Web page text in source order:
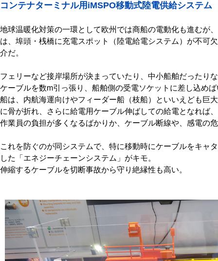
コンテナターミナル用iMSPO移動式陸電供給システム
地球温暖化対策の一環として欧州では商船の電動化も進むが
は、埠頭・桟橋に充電スポット（陸電給電システム）が不可
介だ。
フェリーなど接岸場所が決まっていたり、中小船舶だったり
ケーブルを数m引っ張り、船舶側の受電ソケットに差し込め
船は、内航海運向けやフィーダー船（枝船）といいえども巨
に骨が折れ、さらに給電用ケーブル伸ばしての給電となれば
作業員の負担が多くなるばかりか、ケーブル断線や、感電の
これを防ぐのが同システムで、特に移動時にケーブルをキャ
した「エネジーチェーンシステム」がキモ。
伸縮するケーブルを切断事故から守り絶縁性も高い。